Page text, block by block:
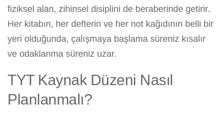
fiziksel alan, zihinsel disiplini de beraberinde getirir.
Her kitabın, her defterin ve her not kağıdının belli bir
yeri olduğunda, çalışmaya başlama süreniz kısalır
ve odaklanma süreniz uzar.
TYT Kaynak Düzeni Nasıl
Planlanmalı?